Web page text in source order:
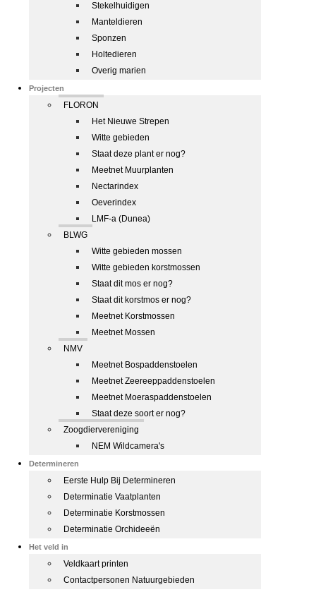
Stekelhuidigen
Manteldieren
Sponzen
Holtedieren
Overig marien
Projecten
FLORON
Het Nieuwe Strepen
Witte gebieden
Staat deze plant er nog?
Meetnet Muurplanten
Nectarindex
Oeverindex
LMF-a (Dunea)
BLWG
Witte gebieden mossen
Witte gebieden korstmossen
Staat dit mos er nog?
Staat dit korstmos er nog?
Meetnet Korstmossen
Meetnet Mossen
NMV
Meetnet Bospaddenstoelen
Meetnet Zeereeppaddenstoelen
Meetnet Moeraspaddenstoelen
Staat deze soort er nog?
Zoogdiervereniging
NEM Wildcamera's
Determineren
Eerste Hulp Bij Determineren
Determinatie Vaatplanten
Determinatie Korstmossen
Determinatie Orchideeën
Het veld in
Veldkaart printen
Contactpersonen Natuurgebieden